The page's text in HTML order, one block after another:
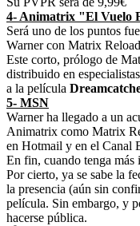
4- Animatrix "El Vuelo
Será uno de los puntos
Warner con Matrix
Este corto, prólogo de
distribuido en
a la película
5- MSN
Warner ha llegado a un
Animatrix como Matrix
en Hotmail y en el Canal
En fin, cuando tenga
Por cierto, ya se sabe la
la presencia (aún sin
película. Sin embargo, y
hacerse pública.